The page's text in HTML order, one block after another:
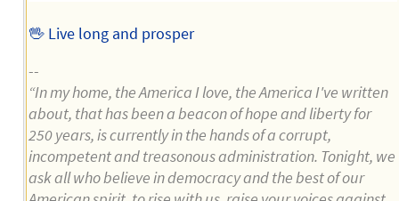
🖖 Live long and prosper
--
“In my home, the America I love, the America I've written
about, that has been a beacon of hope and liberty for
250 years, is currently in the hands of a corrupt,
incompetent and treasonous administration. Tonight, we
ask all who believe in democracy and the best of our